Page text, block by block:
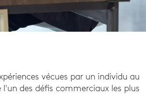
vécues par un individu au
des défis commerciaux les plus